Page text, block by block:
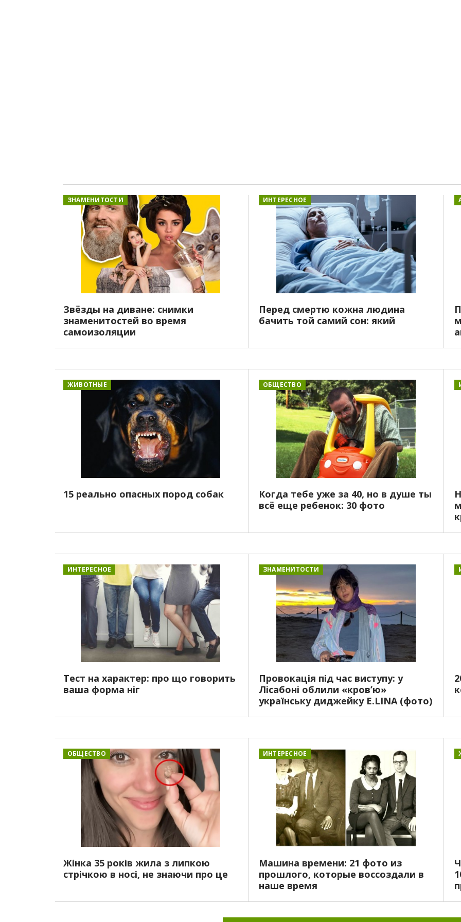
ЗНАМЕНИТОСТИ
Звёзды на диване: снимки
знаменитостей во время
самоизоляции
ИНТЕРЕСНОЕ
Перед смертю кожна людина
бачить той самий сон: який
ЖИВОТНЫЕ
15 реально опасных пород собак
ОБЩЕСТВО
Когда тебе уже за 40, но в душе ты
всё еще ребенок: 30 фото
ИНТЕРЕСНОЕ
Тест на характер: про що говорить
ваша форма ніг
ЗНАМЕНИТОСТИ
Провокація під час виступу: у
Лісабоні облили «кров’ю»
українську диджейку E.LINA (фото)
ОБЩЕСТВО
Жінка 35 років жила з липкою
стрічкою в носі, не знаючи про це
ИНТЕРЕСНОЕ
Машина времени: 21 фото из
прошлого, которые воссоздали в
наше время